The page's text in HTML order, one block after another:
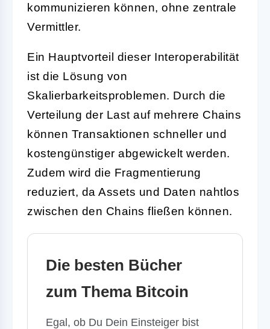
kommunizieren können, ohne zentrale
Vermittler.
Ein Hauptvorteil dieser Interoperabilität
ist die Lösung von
Skalierbarkeitsproblemen. Durch die
Verteilung der Last auf mehrere Chains
können Transaktionen schneller und
kostengünstiger abgewickelt werden.
Zudem wird die Fragmentierung
reduziert, da Assets und Daten nahtlos
zwischen den Chains fließen können.
Die besten Bücher
zum Thema Bitcoin
Egal, ob Du Dein Einsteiger bist